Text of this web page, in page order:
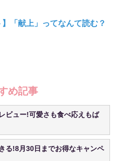
「献上」ってなんて読む？
め記事
ビュー!可愛さも食べ応えもば
る!8月30日までお得なキャンペ